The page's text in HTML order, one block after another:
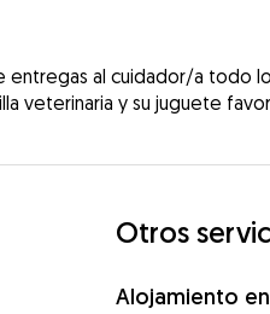
entregas al cuidador/a todo
veterinaria y su juguete
Otros
Alojamiento